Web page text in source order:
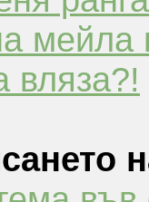
вляза?!